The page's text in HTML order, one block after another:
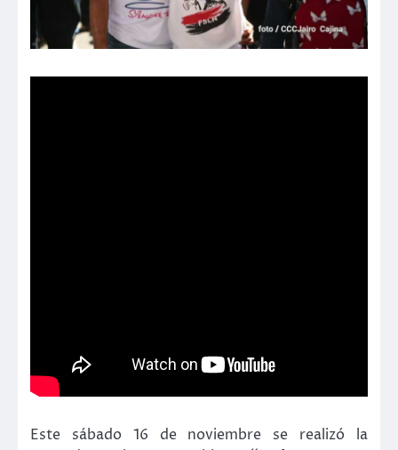
Este sábado 16 de noviembre se realizó la